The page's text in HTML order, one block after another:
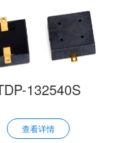
132540S
查看详情